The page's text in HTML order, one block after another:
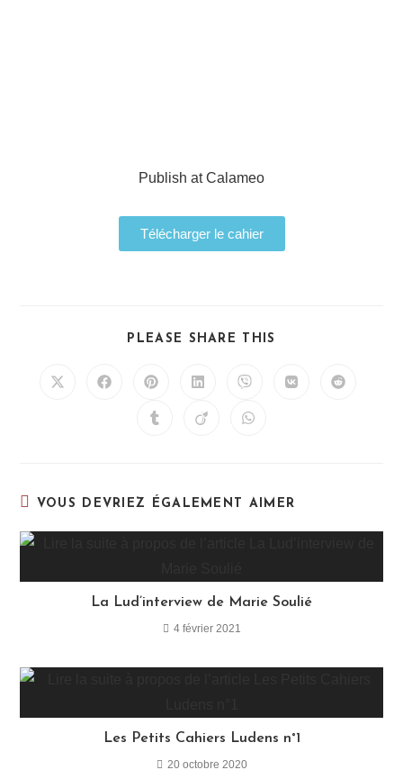
Publish at Calameo
Télécharger le cahier
PLEASE SHARE THIS
VOUS DEVRIEZ ÉGALEMENT AIMER
La Lud’interview de Marie Soulié
4 février 2021
Les Petits Cahiers Ludens n°1
20 octobre 2020